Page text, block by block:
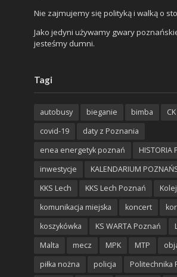
Nie zajmujemy się polityką i walką o
Jako jedyni używamy gwary
jesteśmy dumni.
Tagi
autobusy bieganie bimba
covid-19
daty z Poznania
enea energetyk poznań
HISTORIA
inwestycje
KALENDARIUM
KKS Lech
KKS Lech Poznań
komunikacja miejska
koncert
koszykówka
KS WARTA Poznań
Malta
mecz MPK MTP
piłka nożna
policja Politechnika